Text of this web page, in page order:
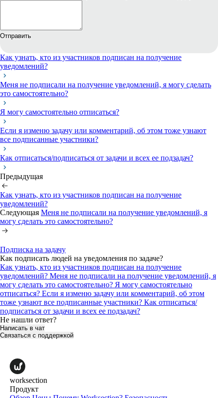
Отправить
Как узнать, кто из участников подписан на получение
уведомлений?
Меня не подписали на получение уведомлений, я могу сделать
это самостоятельно?
Я могу самостоятельно отписаться?
Если я изменю задачу или комментарий, об этом тоже узнают
все подписанные участники?
Как отписаться/подписаться от задачи и всех ее подзадач?
Предыдущая
Как узнать, кто из участников подписан на получение
уведомлений?
Следующая Меня не подписали на получение уведомлений, я
могу сделать это самостоятельно?
Подписка на задачу
Как подписать людей на уведомления по задаче?
Как узнать, кто из участников подписан на получение
уведомлений? Меня не подписали на получение уведомлений, я
могу сделать это самостоятельно? Я могу самостоятельно
отписаться? Если я изменю задачу или комментарий, об этом
тоже узнают все подписанные участники? Как отписаться/
подписаться от задачи и всех ее подзадач?
Не нашли ответ?
Написать в чат
Связаться с поддержкой
worksection
Продукт